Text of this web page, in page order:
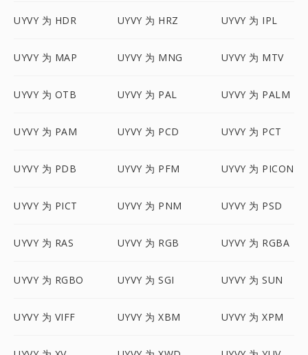
UYVY 为 HDR UYVY 为 HRZ UYVY 为 IPL
UYVY 为 MAP UYVY 为 MNG UYVY 为 MTV
UYVY 为 OTB UYVY 为 PAL UYVY 为 PALM
UYVY 为 PAM UYVY 为 PCD UYVY 为 PCT
UYVY 为 PDB UYVY 为 PFM UYVY 为 PICON
UYVY 为 PICT UYVY 为 PNM UYVY 为 PSD
UYVY 为 RAS UYVY 为 RGB UYVY 为 RGBA
UYVY 为 RGBO UYVY 为 SGI UYVY 为 SUN
UYVY 为 VIFF UYVY 为 XBM UYVY 为 XPM